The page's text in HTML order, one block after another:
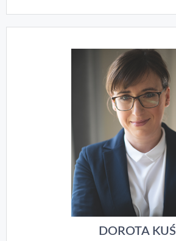
DOROTA KUŚ